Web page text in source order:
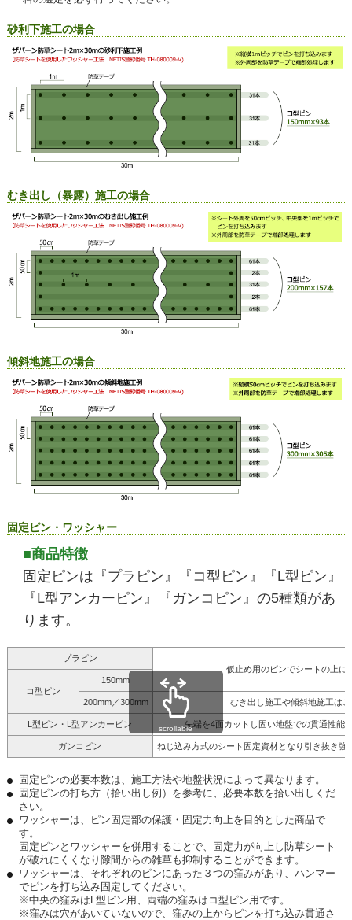
砂利下施工の場合
むき出し（暴露）施工の場合
傾斜地施工の場合
固定ピン・ワッシャー
■商品特徴
固定ピンは『プラピン』『コ型ピン』『L型ピン』
『L型アンカーピン』『ガンコピン』の5種類があ
ります。
プラピン
仮止め用のピンでシートの上に
コ型ピン
150mm
200mm／300mm むき出し施工や傾斜地施工は
L型ピン・L型アンカーピン 先端を4面カットし固い地盤での貫通性能
ガンコピン ねじ込み方式のシート固定資材となり引き抜き
scrollable
固定ピンの必要本数は、施工方法や地盤状況によって異なります。
固定ピンの打ち方（拾い出し例）を参考に、必要本数を拾い出しくだ
さい。
ワッシャーは、ピン固定部の保護・固定力向上を目的とした商品で
す。
固定ピンとワッシャーを併用することで、固定力が向上し防草シート
が破れにくくなり隙間からの雑草も抑制することができます。
ワッシャーは、それぞれのピンにあった３つの窪みがあり、ハンマー
でピンを打ち込み固定してください。
※中央の窪みはL型ピン用、両端の窪みはコ型ピン用です。
※窪みは穴があいていないので、窪みの上からピンを打ち込み貫通さ